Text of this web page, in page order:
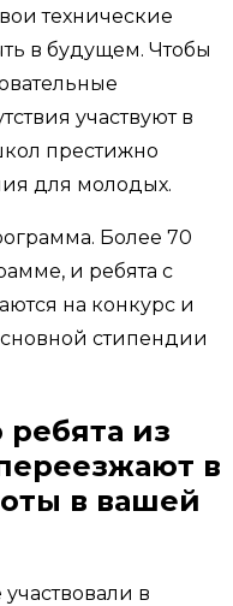
технические
в будущем. Чтобы
участвуют в
престижно
для молодых.
Более 70
и ребята с
на конкурс и
стипендии
ребята из
в
в вашей
в